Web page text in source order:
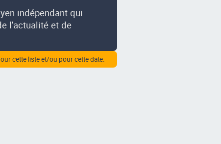
indépendant qui
l'actualité et de
cette liste et/ou pour cette date.